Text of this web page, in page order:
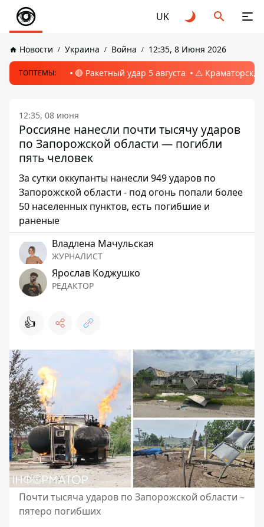
UK
Новости Украина Война 12:35, 8 Июня 2026
ТОПТЕМЫ: 🔴 Ракетный удар 5 августа ⚠️ Краматорск,
12:35, 08 июня
Россияне нанесли почти тысячу ударов
по Запорожской области — погибли
пять человек
За сутки оккупанты нанесли 949 ударов по
Запорожской области - под огонь попали более
50 населенных пунктов, есть погибшие и
раненые
Владлена Мачульская
ЖУРНАЛИСТ
Ярослав Коджушко
РЕДАКТОР
👍
Почти тысяча ударов по Запорожской области –
пятеро погибших